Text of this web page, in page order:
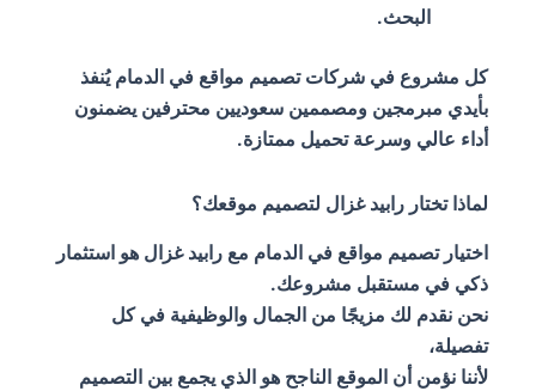
البحث.
كل مشروع في شركات تصميم مواقع في الدمام يُنفذ
بأيدي مبرمجين ومصممين سعوديين محترفين يضمنون
أداء عالي وسرعة تحميل ممتازة.
لماذا تختار رابيد غزال لتصميم موقعك؟
اختيار تصميم مواقع في الدمام مع رابيد غزال هو استثمار
ذكي في مستقبل مشروعك.
نحن نقدم لك مزيجًا من الجمال والوظيفية في كل
تفصيلة،
لأننا نؤمن أن الموقع الناجح هو الذي يجمع بين التصميم